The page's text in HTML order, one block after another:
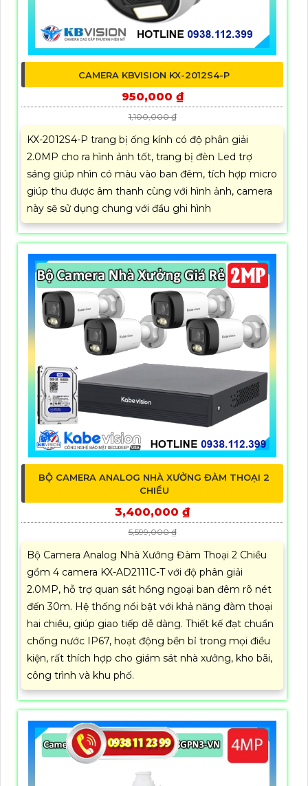
CAMERA KBVISION KX-2012S4-P
950,000 ₫
1,100,000 ₫
KX-2012S4-P trang bị ống kính có độ phân giải
2.0MP cho ra hình ảnh tốt, trang bị đèn Led trợ
sáng giúp nhìn có màu vào ban đêm, tích hợp micro
giúp thu được âm thanh cùng với hình ảnh, camera
này sẽ sử dụng chung với đầu ghi hình
BỘ CAMERA ANALOG NHÀ XƯỞNG ĐÀM THOẠI 2
CHIỀU
3,400,000 ₫
5,599,000 ₫
Bộ Camera Analog Nhà Xưởng Đàm Thoại 2 Chiều
gồm 4 camera KX-AD2111C-T với độ phân giải
2.0MP, hỗ trợ quan sát hồng ngoại ban đêm rõ nét
đến 30m. Hệ thống nổi bật với khả năng đàm thoại
hai chiều, giúp giao tiếp dễ dàng. Thiết kế đạt chuẩn
chống nước IP67, hoạt động bền bỉ trong mọi điều
kiện, rất thích hợp cho giám sát nhà xưởng, kho bãi,
công trình và khu phố.